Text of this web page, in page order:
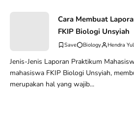
Cara Membuat
FKIP Biologi Unsyiah
Biology Hendra
Jenis-Jenis Laporan Praktikum
mahasiswa FKIP Biologi Unsyiah,
merupakan hal yang wajib...